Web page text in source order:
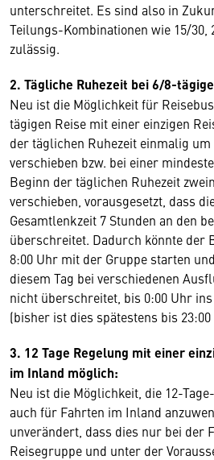
unterschreitet. Es sind also in
Teilungs-Kombinationen wie 15/30,
zulässig.
2. Tägliche Ruhezeit bei 6/8-
Neu ist die Möglichkeit für
tägigen Reise mit einer einzigen
der täglichen Ruhezeit einmalig um
verschieben bzw. bei einer
Beginn der täglichen Ruhezeit
verschieben, vorausgesetzt, dass
Gesamtlenkzeit 7 Stunden an den
überschreitet. Dadurch könnte der
8:00 Uhr mit der Gruppe starten
diesem Tag bei verschiedenen
nicht überschreitet, bis 0:00 Uhr
(bisher ist dies spätestens bis
3. 12 Tage Regelung mit einer
im Inland möglich:
Neu ist die Möglichkeit, die 12-
auch für Fahrten im Inland
unverändert, dass dies nur bei der
Reisegruppe und unter der